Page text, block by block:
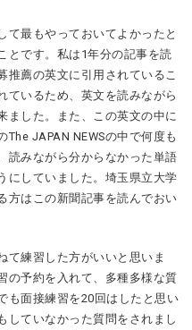
て最もやっておいてよかったと
とです。私は1年分の記事を読
推薦の英文に引用されているこ
ているため、英文を読みながら
ました。また、この英文の中に
JAPAN NEWSの中で何度も
読みながら分からなかった単語
にしていました。埼玉県立大学
方はこの新聞記事を読んでおい
て練習した方がいいと思いま
の予約を入れて、多種多様な質
も面接練習を20回はしたと思い
していなかった質問をされまし